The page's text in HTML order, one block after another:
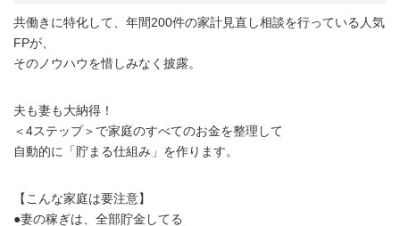
共働きに特化して、年間200件の家計見直し相談を行っている人気
FPが、
そのノウハウを惜しみなく披露。
夫も妻も大納得！
＜4ステップ＞で家庭のすべてのお金を整理して
自動的に「貯まる仕組み」を作ります。
【こんな家庭は要注意】
●妻の稼ぎは、全部貯金してる